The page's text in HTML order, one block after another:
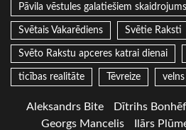
Pāvila vēstules galatiešiem skaidrojums
Svētais Vakarēdiens Svētie Raksti
Svēto Rakstu apceres katrai dienai
ticības realitāte Tēvreize velns
Aleksandrs Bite Dītrihs
Georgs Mancelis
Ilārs